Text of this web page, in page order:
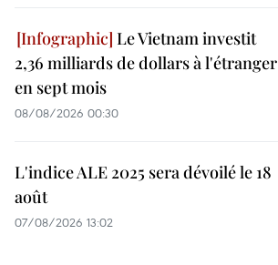
Le Vietnam investit
2,36 milliards de dollars à l'étranger
en sept mois
08/08/2026 00:30
L'indice ALE 2025 sera dévoilé le 18
août
07/08/2026 13:02